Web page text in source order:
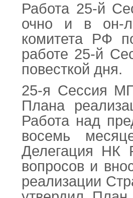
Работа 25-й
очно и в он-
комитета РФ
работе 25-й
повесткой дня.
25-я Сессия
Плана
Работа над
восемь
Делегация НК
вопросов и
реализации